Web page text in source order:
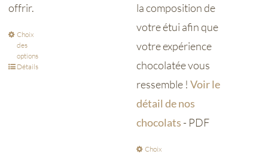
offrir.
Choix
des
options
Détails
la composition de
votre étui afin que
votre expérience
chocolatée vous
ressemble !Voir le
détail de nos
chocolats - PDF
Choix